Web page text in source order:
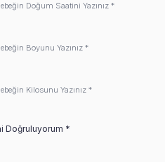
Doğum Saatini Yazınız *
Boyunu Yazınız *
Kilosunu Yazınız *
Doğruluyorum *